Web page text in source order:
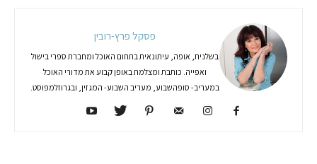
פסקל פרץ-רובין
בשלנית, אופה, עיתונאית בתחום האוכל ומחברת ספרי בישול
ואפייה. כותבת ומצלמת באופן קבוע את מדורי האוכל
במעריב- סופהשבוע, מעריב השבוע- המגזין, ובגרוזלמפוסט.